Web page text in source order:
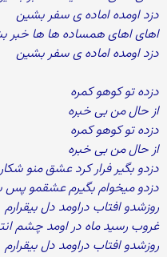
دزد اومده اماده ی سفر بشین
اهای اهای همساده ها ها خبر
دزد اومده اماده ی سفر بشین
دزده تو کوهو کمره
از حال من بی خبره
دزده تو کوهو کمره
از حال من بی خبره
دزدو بگیر فرار کرد عشق منو
دزدو میخوام بگیرم عشقمو پس
روزشدو افتاب دراومد دل بیقرارم
غروب رسید ماه در اومد چشم
روزشدو افتاب دراومد دل بیقرارم